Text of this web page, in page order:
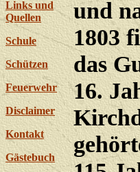
Links und
Quellen
Schule
Schützen
Feuerwehr
Disclaimer
Kontakt
Gästebuch
und
1803
das
16.